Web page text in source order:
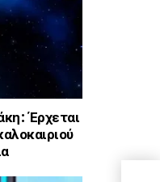
Έρχεται